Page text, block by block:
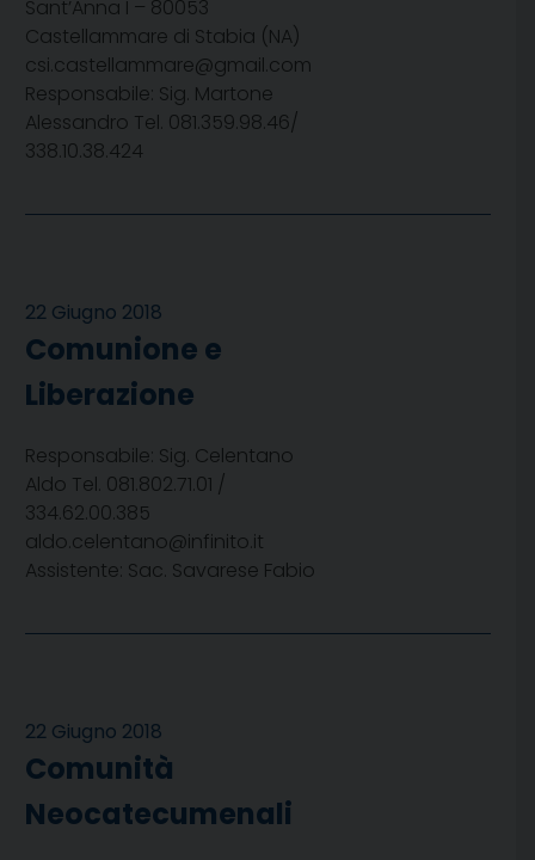
Sant’Anna I – 80053
Castellammare di Stabia (NA)
csi.castellammare@gmail.com
Responsabile: Sig. Martone
Alessandro Tel. 081.359.98.46/
338.10.38.424
22 Giugno 2018
Comunione e
Liberazione
Responsabile: Sig. Celentano
Aldo Tel. 081.802.71.01 /
334.62.00.385
aldo.celentano@infinito.it
Assistente: Sac. Savarese Fabio
22 Giugno 2018
Comunità
Neocatecumenali